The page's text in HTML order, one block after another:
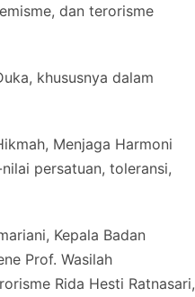
dan terorisme
khususnya dalam
Menjaga Harmoni
persatuan, toleransi,
Kepala Badan
Prof. Wasilah
Rida Hesti Ratnasari,